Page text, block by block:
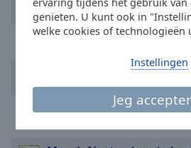
genieten. U kunt ook in
welke cookies of technologieën
Jeg
Instellingen
PussycatGeorgie
Somewhere Over The